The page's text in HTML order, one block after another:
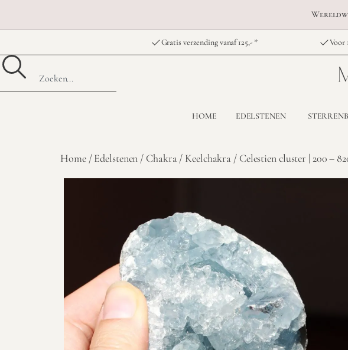
Gratis verzending vanaf 125,- * Voor
HOME EDELSTENEN
Home/Edelstenen / Chakra/ Keelchakra / Celestien cluster | 200 –